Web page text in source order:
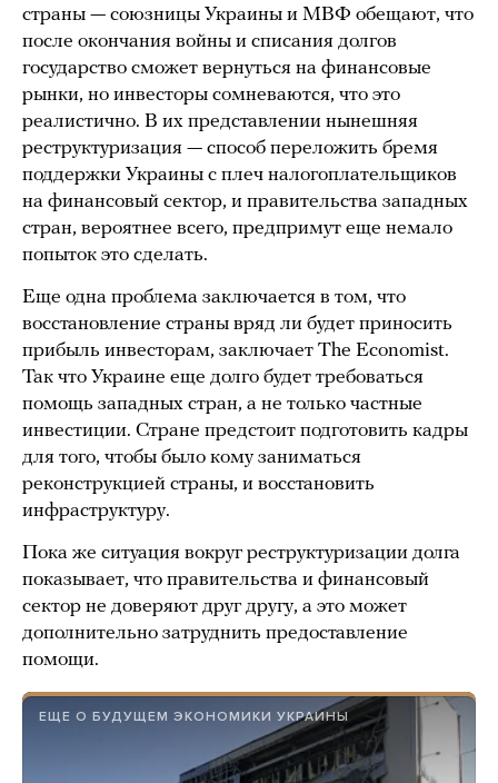
страны — союзницы Украины и МВФ обещают, что
после окончания войны и списания долгов
государство сможет вернуться на финансовые
рынки, но инвесторы сомневаются, что это
реалистично. В их представлении нынешняя
реструктуризация — способ переложить бремя
поддержки Украины с плеч налогоплательщиков
на финансовый сектор, и правительства западных
стран, вероятнее всего, предпримут еще немало
попыток это сделать.
Еще одна проблема заключается в том, что
восстановление страны вряд ли будет приносить
прибыль инвесторам, заключает The Economist.
Так что Украине еще долго будет требоваться
помощь западных стран, а не только частные
инвестиции. Стране предстоит подготовить кадры
для того, чтобы было кому заниматься
реконструкцией страны, и восстановить
инфраструктуру.
Пока же ситуация вокруг реструктуризации долга
показывает, что правительства и финансовый
сектор не доверяют друг другу, а это может
дополнительно затруднить предоставление
помощи.
ЕЩЕ О БУДУЩЕМ ЭКОНОМИКИ УКРАИНЫ